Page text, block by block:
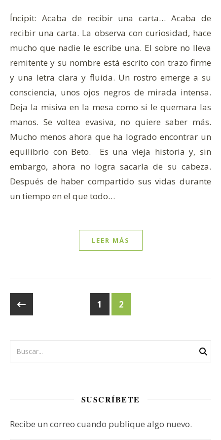
Íncipit: Acaba de recibir una carta… Acaba de
recibir una carta. La observa con curiosidad, hace
mucho que nadie le escribe una. El sobre no lleva
remitente y su nombre está escrito con trazo firme
y una letra clara y fluida. Un rostro emerge a su
consciencia, unos ojos negros de mirada intensa.
Deja la misiva en la mesa como si le quemara las
manos. Se voltea evasiva, no quiere saber más.
Mucho menos ahora que ha logrado encontrar un
equilibrio con Beto. Es una vieja historia y, sin
embargo, ahora no logra sacarla de su cabeza.
Después de haber compartido sus vidas durante
un tiempo en el que todo…
LEER MÁS
1 2
SUSCRÍBETE
Recibe un correo cuando publique algo nuevo.